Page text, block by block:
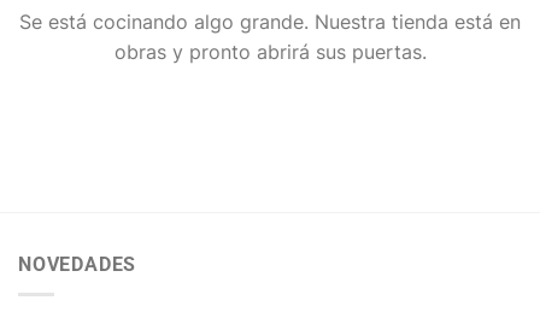
Se está cocinando algo grande. Nuestra tienda está en
obras y pronto abrirá sus puertas.
NOVEDADES